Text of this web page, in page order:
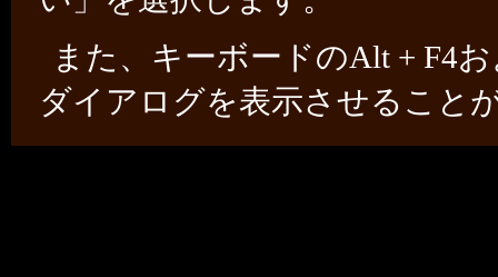
また、キーボードのAlt + F4
ダイアログを表示させること